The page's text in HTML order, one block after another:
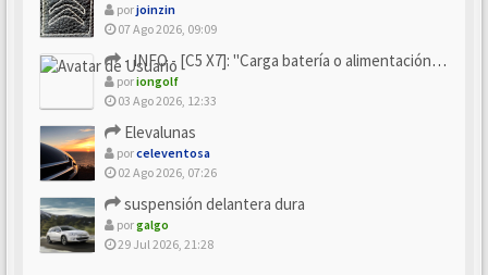
porjoinzin
07 Ago 2026, 09:09
- INFO - [C5 X7]: "Carga batería o alimentación eléctri...
poriongolf
03 Ago 2026, 12:33
Elevalunas
porceleventosa
02 Ago 2026, 07:26
suspensión delantera dura
porgalgo
29 Jul 2026, 21:28